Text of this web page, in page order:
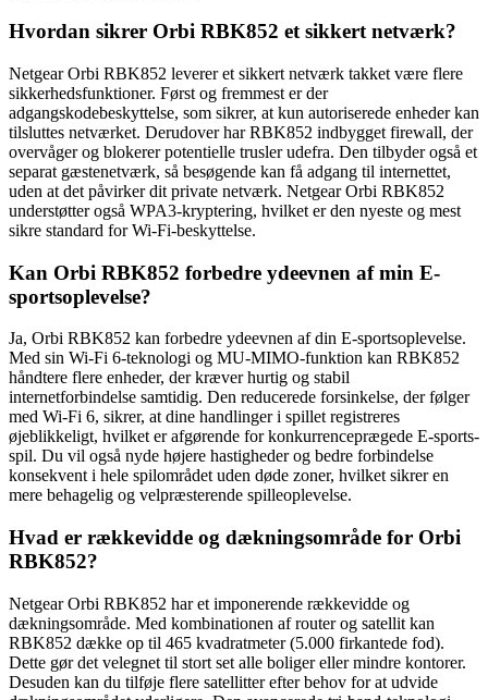
Hvordan sikrer Orbi RBK852 et sikkert netværk?
Netgear Orbi RBK852 leverer et sikkert netværk takket være flere
sikkerhedsfunktioner. Først og fremmest er der
adgangskodebeskyttelse, som sikrer, at kun autoriserede enheder kan
tilsluttes netværket. Derudover har RBK852 indbygget firewall, der
overvåger og blokerer potentielle trusler udefra. Den tilbyder også et
separat gæstenetværk, så besøgende kan få adgang til internettet,
uden at det påvirker dit private netværk. Netgear Orbi RBK852
understøtter også WPA3-kryptering, hvilket er den nyeste og mest
sikre standard for Wi-Fi-beskyttelse.
Kan Orbi RBK852 forbedre ydeevnen af min E-
sportsoplevelse?
Ja, Orbi RBK852 kan forbedre ydeevnen af din E-sportsoplevelse.
Med sin Wi-Fi 6-teknologi og MU-MIMO-funktion kan RBK852
håndtere flere enheder, der kræver hurtig og stabil
internetforbindelse samtidig. Den reducerede forsinkelse, der følger
med Wi-Fi 6, sikrer, at dine handlinger i spillet registreres
øjeblikkeligt, hvilket er afgørende for konkurrenceprægede E-sports-
spil. Du vil også nyde højere hastigheder og bedre forbindelse
konsekvent i hele spilområdet uden døde zoner, hvilket sikrer en
mere behagelig og velpræsterende spilleoplevelse.
Hvad er rækkevidde og dækningsområde for Orbi
RBK852?
Netgear Orbi RBK852 har et imponerende rækkevidde og
dækningsområde. Med kombinationen af router og satellit kan
RBK852 dække op til 465 kvadratmeter (5.000 firkantede fod).
Dette gør det velegnet til stort set alle boliger eller mindre kontorer.
Desuden kan du tilføje flere satellitter efter behov for at udvide